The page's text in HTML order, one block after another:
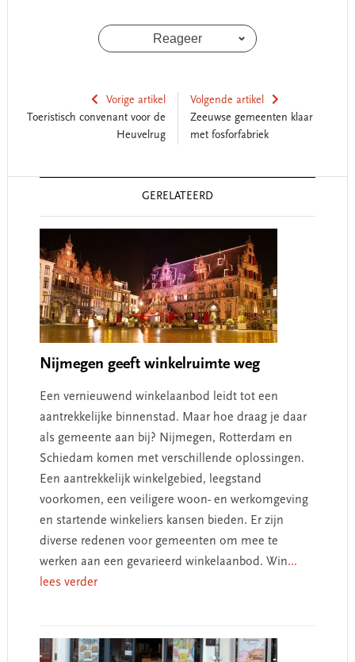
Reageer
Vorige artikel
Toeristisch convenant voor de
Heuvelrug
Volgende artikel
Zeeuwse gemeenten klaar
met fosforfabriek
GERELATEERD
Nijmegen geeft winkelruimte weg
Een vernieuwend winkelaanbod leidt tot een
aantrekkelijke binnenstad. Maar hoe draag je daar
als gemeente aan bij? Nijmegen, Rotterdam en
Schiedam komen met verschillende oplossingen.
Een aantrekkelijk winkelgebied, leegstand
voorkomen, een veiligere woon- en werkomgeving
en startende winkeliers kansen bieden. Er zijn
diverse redenen voor gemeenten om mee te
werken aan een gevarieerd winkelaanbod. Win...
lees verder